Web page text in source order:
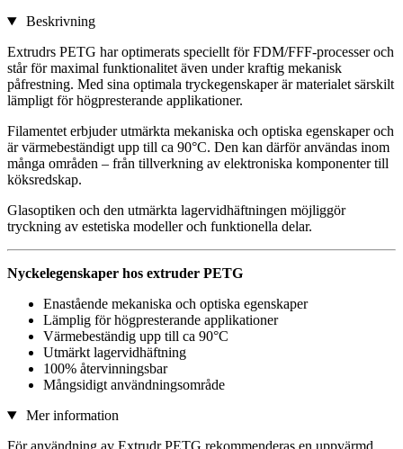
Beskrivning
Extrudrs PETG har optimerats speciellt för FDM/FFF-processer och
står för maximal funktionalitet även under kraftig mekanisk
påfrestning. Med sina optimala tryckegenskaper är materialet särskilt
lämpligt för högpresterande applikationer.
Filamentet erbjuder utmärkta mekaniska och optiska egenskaper och
är värmebeständigt upp till ca 90°C. Den kan därför användas inom
många områden – från tillverkning av elektroniska komponenter till
köksredskap.
Glasoptiken och den utmärkta lagervidhäftningen möjliggör
tryckning av estetiska modeller och funktionella delar.
Nyckelegenskaper hos extruder PETG
Enastående mekaniska och optiska egenskaper
Lämplig för högpresterande applikationer
Värmebeständig upp till ca 90°C
Utmärkt lagervidhäftning
100% återvinningsbar
Mångsidigt användningsområde
Mer information
För användning av Extrudr PETG rekommenderas en uppvärmd